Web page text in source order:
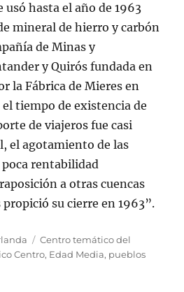
usó hasta el año de 1963
mineral de hierro y carbón
de Minas y
y Quirós fundada en
la Fábrica de Mieres en
tiempo de existencia de
de viajeros fue casi
el agotamiento de las
rentabilidad
a otras cuencas
su cierre en 1963”.
Etiquetas
Centro temático del
Centro, Edad Media, pueblos